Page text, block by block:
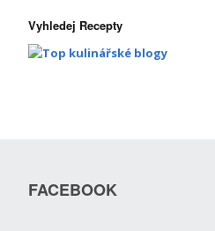
Vyhledej Recepty
FACEBOOK